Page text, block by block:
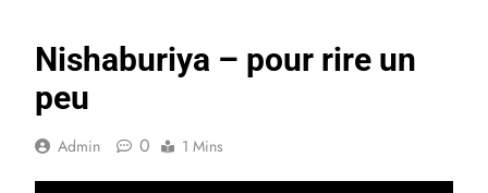
Nishaburiya – pour rire un
peu
Admin 0 1 Mins